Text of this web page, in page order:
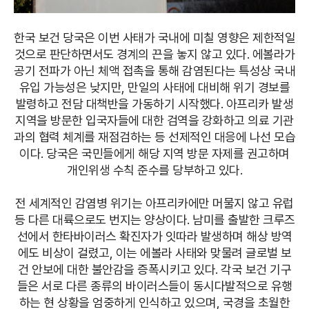
한국 보건 당국은 이번 사태가 국내에 미칠 영향은 제한적일
것으로 판단하면서도 경계의 끈을 놓지 않고 있다. 에볼라가
공기 전파가 아닌 체액 접촉을 통해 감염된다는 특성상 국내
유입 가능성은 낮지만, 만일의 사태에 대비해 위기 경보를
발령하고 전담 대책반을 가동하기 시작했다. 아프리카 발생
지역을 방문한 입국자들에 대한 검역을 강화하고 의료 기관
과의 협력 체계를 재점검하는 등 선제적인 대응에 나선 모습
이다. 당국은 국민들에게 해당 지역 방문 자제를 권고하며
개인위생 수칙 준수를 당부하고 있다.
전 세계적인 감염병 위기는 아프리카에만 머물지 않고 유럽
등 다른 대륙으로도 번지는 양상이다. 남미를 출발한 크루즈
선에서 한타바이러스 확진자가 잇따라 발생하며 해상 방역
에도 비상이 걸렸고, 이는 에볼라 사태와 맞물려 글로벌 보
건 안보에 대한 불안감을 증폭시키고 있다. 각국 보건 기구
들은 서로 다른 종류의 바이러스들이 동시다발적으로 유행
하는 현 상황을 엄중하게 인식하고 있으며, 국경을 초월한